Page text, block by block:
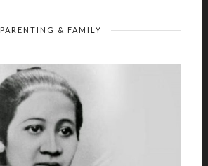
PARENTING & FAMILY